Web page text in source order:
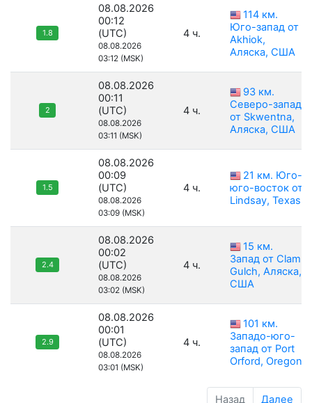
1.8
08.08.2026
00:12
(UTC)
08.08.2026
03:12 (MSK)
4 ч.
114 км.
Юго-запад от
Akhiok,
Аляска, США
2
08.08.2026
00:11
(UTC)
08.08.2026
03:11 (MSK)
4 ч.
93 км.
Северо-запад
от Skwentna,
Аляска, США
1.5
08.08.2026
00:09
(UTC)
08.08.2026
03:09 (MSK)
4 ч.
21 км. Юго-
юго-восток от
Lindsay, Texas
2.4
08.08.2026
00:02
(UTC)
08.08.2026
03:02 (MSK)
4 ч.
15 км.
Запад от Clam
Gulch, Аляска,
США
2.9
08.08.2026
00:01
(UTC)
08.08.2026
03:01 (MSK)
4 ч.
101 км.
Западо-юго-
запад от Port
Orford, Oregon
Назад Далее